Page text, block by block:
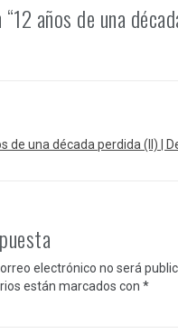
años de una
de una década perdida (II) |
electrónico no será
están marcados con *